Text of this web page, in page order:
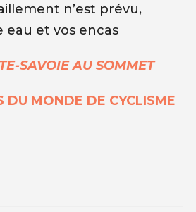
n’est prévu,
eau et vos encas
SAVOIE AU SOMMET
DU MONDE DE CYCLISME